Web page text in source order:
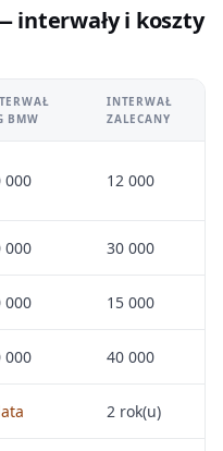
interwały i koszty
BMW
INTERWAŁ
ZALECANY
000 12 000
000 30 000
000 15 000
000 40 000
2 rok(u)